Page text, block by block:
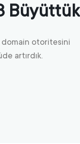
Büyüttük
domain otoritesini
artırdık.